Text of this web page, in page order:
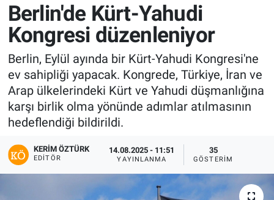
Berlin'de Kürt-Yahudi
Kongresi düzenleniyor
Berlin, Eylül ayında bir Kürt-Yahudi Kongresi'ne
ev sahipliği yapacak. Kongrede, Türkiye, İran ve
Arap ülkelerindeki Kürt ve Yahudi düşmanlığına
karşı birlik olma yönünde adımlar atılmasının
hedeflendiği bildirildi.
KERIM ÖZTÜRK
EDITÖR
14.08.2025 - 11:51
YAYINLANMA
35
GÖSTERIM
Trafik Durumu
Süper Lig Puan Durumu ve Fikstür
Tüm Manşetler
Son Dakika Haberleri